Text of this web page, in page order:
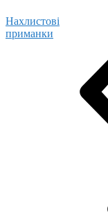
Нахлистові
приманки